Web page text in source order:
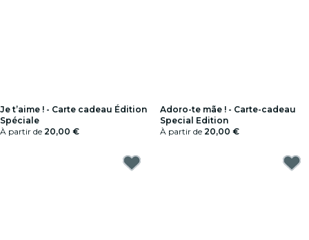
Je t’aime ! - Carte cadeau Édition
Spéciale
À partir de 20,00 €
Adoro-te mãe ! - Carte-cadeau
Special Edition
À partir de 20,00 €